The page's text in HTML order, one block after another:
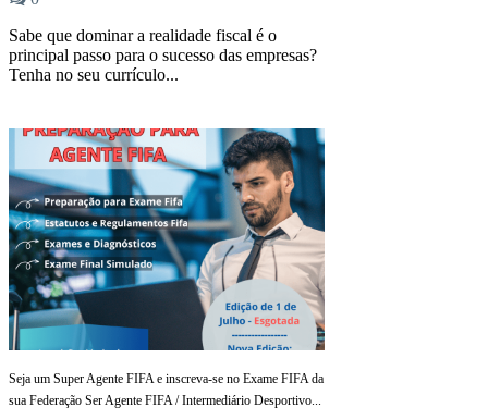
Sabe que dominar a realidade fiscal é o
principal passo para o sucesso das empresas?
Tenha no seu currículo...
Seja um Super Agente FIFA e inscreva-se no Exame FIFA da
sua Federação Ser Agente FIFA / Intermediário Desportivo...